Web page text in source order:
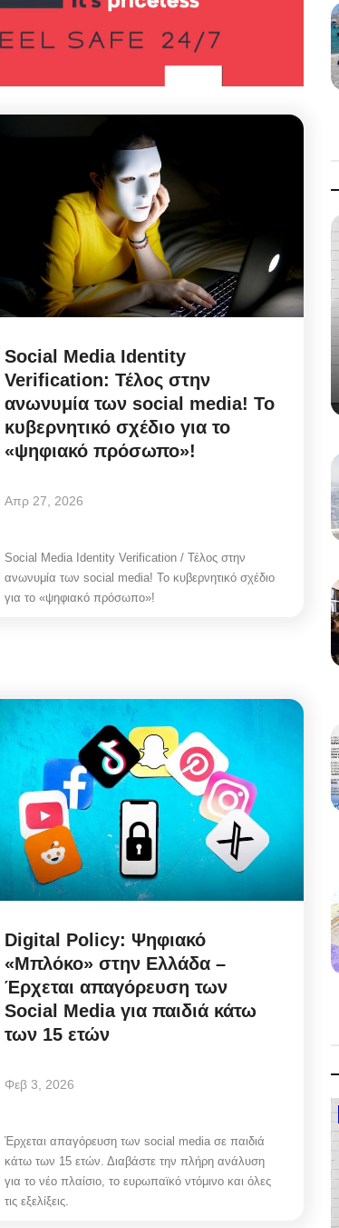
Social Media Identity
Verification: Τέλος στην
ανωνυμία των social media! Το
κυβερνητικό σχέδιο για το
«ψηφιακό πρόσωπο»!
Απρ 27, 2026
Social Media Identity Verification / Τέλος στην
ανωνυμία των social media! Το κυβερνητικό σχέδιο
για το «ψηφιακό πρόσωπο»!
Digital Policy: Ψηφιακό
«Μπλόκο» στην Ελλάδα –
Έρχεται απαγόρευση των
Social Media για παιδιά κάτω
των 15 ετών
Φεβ 3, 2026
Έρχεται απαγόρευση των social media σε παιδιά
κάτω των 15 ετών. Διαβάστε την πλήρη ανάλυση
για το νέο πλαίσιο, το ευρωπαϊκό ντόμινο και όλες
τις εξελίξεις.